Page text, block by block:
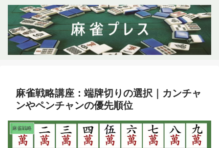
麻雀戦略講座：端牌切りの選択｜カンチャ
ンやペンチャンの優先順位
麻雀戦略